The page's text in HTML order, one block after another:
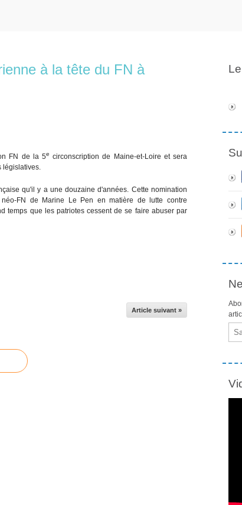
à la tête du FN à
FN de la 5e circonscription de Maine-et-Loire et sera
législatives.
qu'il y a une douzaine d'années. Cette nomination
FN de Marine Le Pen en matière de lutte contre
temps que les patriotes cessent de se faire abuser par
Article suivant »